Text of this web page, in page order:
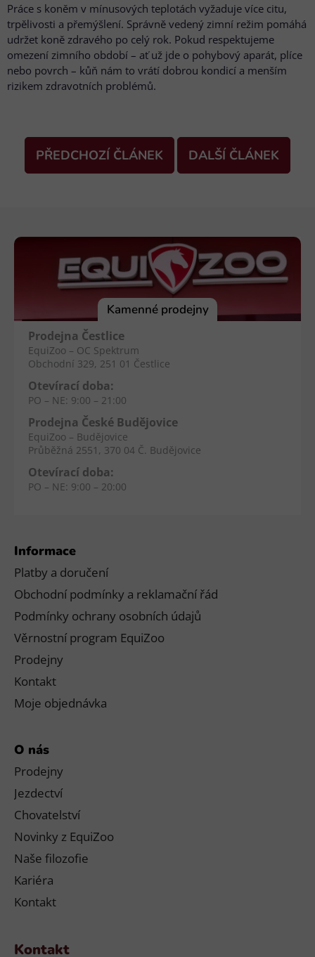
Práce s koněm v mínusových teplotách vyžaduje více citu,
trpělivosti a přemýšlení. Správně vedený zimní režim pomáhá
udržet koně zdravého po celý rok. Pokud respektujeme
omezení zimního období – ať už jde o pohybový aparát, plíce
nebo povrch – kůň nám to vrátí dobrou kondicí a menším
rizikem zdravotních problémů.
PŘEDCHOZÍ ČLÁNEK DALŠÍ ČLÁNEK
Informace
Platby a doručení
Obchodní podmínky a reklamační řád
Podmínky ochrany osobních údajů
Věrnostní program EquiZoo
Prodejny
Kontakt
Moje objednávka
O nás
Prodejny
Jezdectví
Chovatelství
Novinky z EquiZoo
Naše filozofie
Kariéra
Kontakt
Kontakt
Kamenné prodejny
Prodejna Čestlice
EquiZoo – OC Spektrum
Obchodní 329, 251 01 Čestlice
Otevírací doba:
PO – NE: 9:00 – 21:00
Prodejna České Budějovice
EquiZoo – Budějovice
Průběžná 2551, 370 04 Č. Budějovice
Otevírací doba:
PO – NE: 9:00 – 20:00